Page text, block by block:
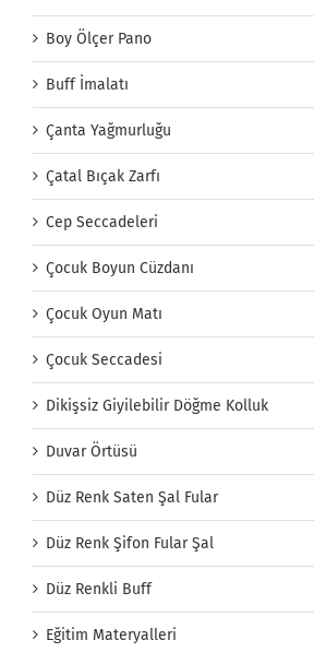
Boy Ölçer Pano
Buff İmalatı
Çanta Yağmurluğu
Çatal Bıçak Zarfı
Cep Seccadeleri
Çocuk Boyun Cüzdanı
Çocuk Oyun Matı
Çocuk Seccadesi
Dikişsiz Giyilebilir Döğme Kolluk
Duvar Örtüsü
Düz Renk Saten Şal Fular
Düz Renk Şifon Fular Şal
Düz Renkli Buff
Eğitim Materyalleri